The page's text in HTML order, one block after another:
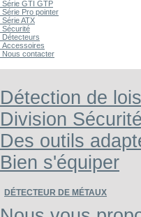
Série GTI GTP
Série Pro pointer
Série ATX
Sécurité
Détecteurs
Accessoires
Nous contacter
Détection de
Division Sécurité
Des outils
Bien s'équiper
DÉTECTEUR DE MÉTAUX